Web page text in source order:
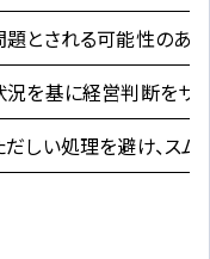
とされる可能性のあ
を基に経営判断をサ
しい処理を避け、ス